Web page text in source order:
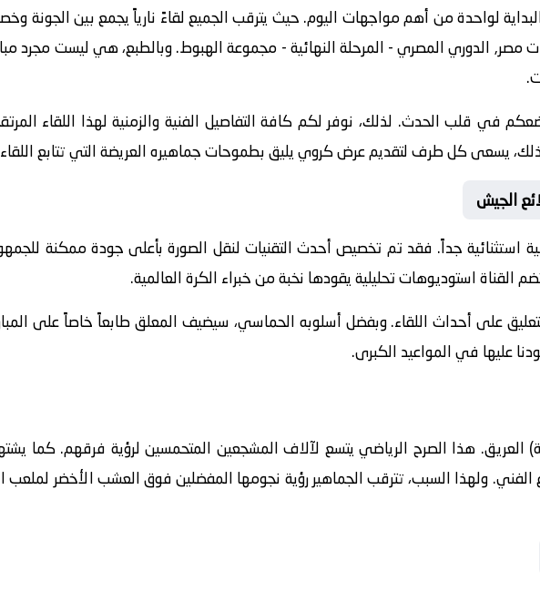
لواحدة من أهم مواجهات اليوم. حيث يترقب الجميع لقاءً نارياً يجمع بينالجونة
مصر, الدوري المصري - المرحلة النهائية - مجموعة الهبوط. وبالطبع، هي ليست مجرد
في قلب الحدث. لذلك، نوفر لكم كافة التفاصيل الفنية والزمنية لهذا اللقاء
لذلك، يسعى كل طرف لتقديم عرض كروي يليق بطموحات جماهيره العريضة التي تتابع
الجيش
استثنائية جداً. فقد تم تخصيص أحدث التقنيات لنقل الصورة بأعلى جودة ممكنة
القناة استوديوهات تحليلية يقودها نخبة من خبراء الكرة العالمية.
على أحداث اللقاء. وبفضل أسلوبه الحماسي، سيضيف المعلق طابعاً خاصاً على
عليها في المواعيد الكبرى.
العريق. هذا الصرح الرياضي يتسع لآلاف المشجعين المتحمسين لرؤية فرقهم. كما
الفني. ولهذا السبب، تترقب الجماهير رؤية نجومها المفضلين فوق العشب الأخضر لملعب